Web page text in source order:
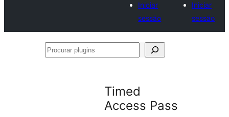
Iniciar
sessão
Iniciar
sessão
Procurar
Timed
Access Pass